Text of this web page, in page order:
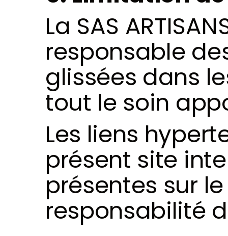
La SAS
responsable
glissées dans
tout le soin
Les liens
présent site
présentes sur
responsabilité